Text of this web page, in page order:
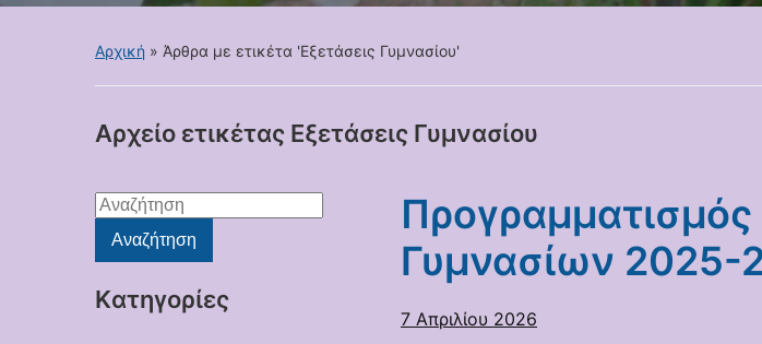
Αρχική » Άρθρα με ετικέτα 'Εξετάσεις Γυμνασίου'
Αρχείο ετικέτας Εξετάσεις Γυμνασίου
Αναζήτηση
για:Αναζήτηση
Kατηγορίες
Γυμνασίων 2025-
7 Απριλίου 2026